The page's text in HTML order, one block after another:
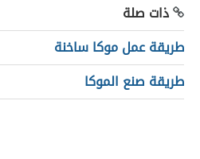
ذات صلة
طريقة عمل موكا ساخنة
طريقة صنع الموكا